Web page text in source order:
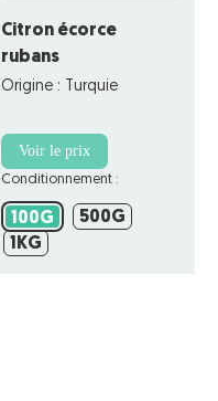
Citron écorce
rubans
Origine : Turquie
Voir le prix
Conditionnement :
100G 100G500G
1KG